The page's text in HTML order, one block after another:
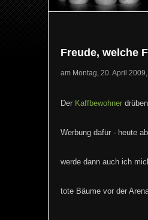
Freude, welche
am Montag, 20. April
Der Kaffbewohner
Werbung dafür - heute
werde dann auch ich
tote Bäume vor der